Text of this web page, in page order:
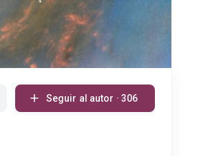
Seguir al autor · 306